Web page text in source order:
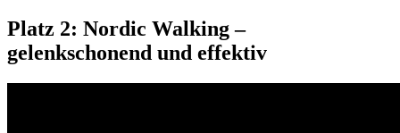
Platz 2: Nordic Walking –
gelenkschonend und effektiv